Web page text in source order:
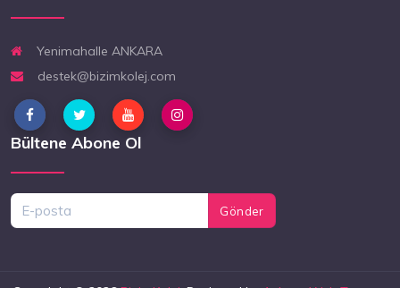
Yenimahalle ANKARA
destek@bizimkolej.com
Bültene Abone Ol
Gönder